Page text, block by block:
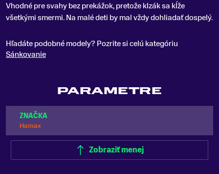
Vhodné pre svahy bez prekážok, pretože klzák sa kĺže
všetkými smermi. Na malé deti by mal vždy dohliadať dospelý.
Hľadáte podobné modely? Pozrite si celú kategóriu
Sánkovanie
PARAMETRE
ZNAČKA
Hamax
Zobraziť menej